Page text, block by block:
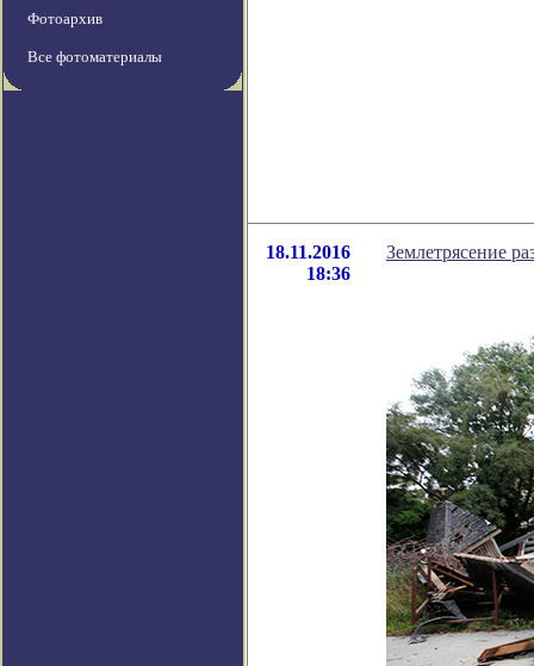
Фотоархив
Все фотоматериалы
18.11.2016
18:36
Землетрясение